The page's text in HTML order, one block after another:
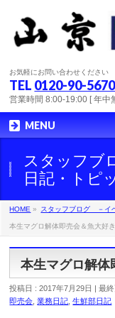
お気軽にお問い合わせください
TEL 0120-90-5670
営業時間 8:00-19:00 [ 年中
MENU
スタッフブ
日記・トピ
HOME » スタッフブログ －イ
本生マグロ解体即売会＆魚大好
本生マグロ解体
投稿日 : 2017年7月29日 最
即売会 ,業務日記 ,生鮮部日記